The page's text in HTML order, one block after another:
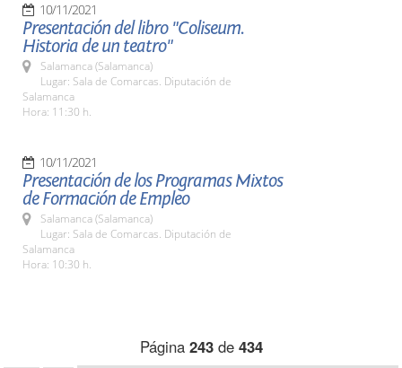
10/11/2021
Presentación del libro "Coliseum.
Historia de un teatro"
Salamanca (Salamanca)
Lugar: Sala de Comarcas. Diputación de
Salamanca
Hora: 11:30 h.
10/11/2021
Presentación de los Programas Mixtos
de Formación de Empleo
Salamanca (Salamanca)
Lugar: Sala de Comarcas. Diputación de
Salamanca
Hora: 10:30 h.
Página 243de 434